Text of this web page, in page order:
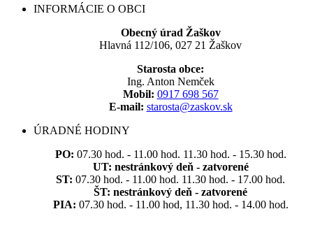
INFORMÁCIE O OBCI
Obecný úrad Žaškov
Hlavná 112/106, 027 21 Žaškov
Starosta obce:
Ing. Anton Nemček
Mobil: 0917 698 567
E-mail: starosta@zaskov.sk
ÚRADNÉ HODINY
PO: 07.30 hod. - 11.00 hod. 11.30 hod. - 15.30 hod.
UT: nestránkový deň - zatvorené
ST: 07.30 hod. - 11.00 hod. 11.30 hod. - 17.00 hod.
ŠT: nestránkový deň - zatvorené
PIA: 07.30 hod. - 11.00 hod, 11.30 hod. - 14.00 hod.